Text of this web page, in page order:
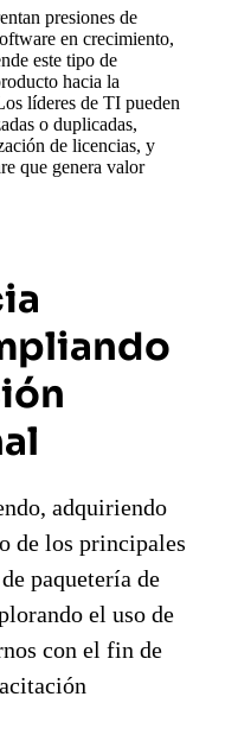
presiones de
en crecimiento,
este tipo de
hacia la
líderes de TI pueden
o duplicadas,
de licencias, y
que genera valor
adquiriendo
de los principales
paquetería de
el uso de
con el fin de